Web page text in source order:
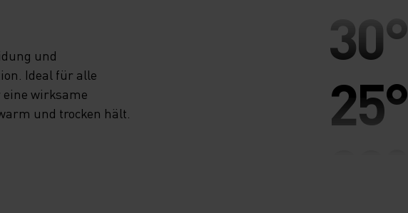
AUF
und
Ideal für alle
wirksame
und trocken hält.
30°
25°